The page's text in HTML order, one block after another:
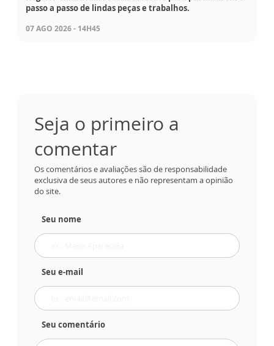
passo a passo de lindas peças e trabalhos.
07 AGO 2026 - 14H45
Seja o primeiro a
comentar
Os comentários e avaliações são de responsabilidade
exclusiva de seus autores e não representam a opinião
do site.
Seu nome
Seu e-mail
Seu comentário